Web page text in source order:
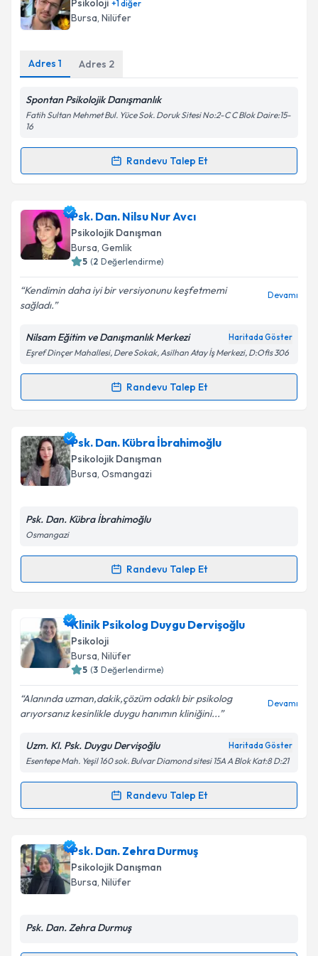
takvim hazırlandığında e-posta ile bilgilendireceğiz.
Kişisel verilerimin işlenmesine ilişkinAydınlatma
Psikoloji +1diğer
Bursa, Nilüfer
Adres 1 Adres 2
Spontan Psikolojik Danışmanlık
Fatih Sultan Mehmet Bul. Yüce Sok. Doruk Sitesi No:2-C C Blok Daire:15-
16
Randevu Talep Et
Randevu Takvimi Talebi
Psk. İlkay Altay için randevu takvimi talebi oluşturun.
Size bu uzmandan randevu almanız için bir takvim
hazırlandığında e-posta ile bilgilendireceğiz.
Kişisel verilerimin işlenmesine ilişkin
Aydınlatma
Metni'ni okudum ve kişisel verilerimin belirtilen
kapsamda işlenmesini kabul ediyorum.
Psk. Dan. Nilsu Nur Avcı
Psikolojik Danışman
Bursa, Gemlik
5 (2 Değerlendirme)
Kendimin daha iyi bir versiyonunu keşfetmemi
sağladı.
Devamı
Nilsam Eğitim ve Danışmanlık Merkezi Haritada Göster
Eşref Dinçer Mahallesi, Dere Sokak, Asilhan Atay İş Merkezi, D:Ofis 306
Randevu Talep Et
Randevu Takvimi Talebi
Psk. Dan. Nilsu Nur Avcıiçin randevu takvimi talebi
oluşturun. Size bu uzmandan randevu almanız için bir
takvim hazırlandığında e-posta ile bilgilendireceğiz.
Kişisel verilerimin işlenmesine ilişkin
Metni'ni okudum ve kişisel verilerimin belirtilen
Takvim Talebini Gönder
Psk. Dan. Kübra İbrahimoğlu
Psikolojik Danışman
Bursa, Osmangazi
Psk. Dan. Kübra İbrahimoğlu
Osmangazi
Randevu Talep Et
Randevu Takvimi Talebi
Psk. Dan. Kübra İbrahimoğlu için randevu takvimi
talebi oluşturun. Size bu uzmandan randevu almanız
için bir takvim hazırlandığında e-posta ile
bilgilendireceğiz.
E-posta Adresiniz
Kişisel verilerimin işlenmesine ilişkinAydınlatma
Metni'ni okudum ve kişisel verilerimin belirtilen
kapsamda işlenmesini kabul ediyorum.
Klinik Psikolog Duygu Dervişoğlu
Psikoloji
Bursa, Nilüfer
5 (3 Değerlendirme)
Alanında uzman,dakik,çözüm odaklı bir psikolog
arıyorsanız kesinlikle duygu hanımın kliniğini...
Devamı
Uzm. Kl. Psk. Duygu Dervişoğlu Haritada Göster
Esentepe Mah. Yeşil 160 sok. Bulvar Diamond sitesi 15A A Blok Kat:8 D:21
Randevu Talep Et
Randevu Takvimi Talebi
Klinik Psikolog Duygu Dervişoğlu
takvimi talebi oluşturun. Size bu uzmandan randevu
almanız için bir takvim hazırlandığında e-posta ile
bilgilendireceğiz.
Psk. Dan. Zehra Durmuş
Psikolojik Danışman
Bursa, Nilüfer
Psk. Dan. Zehra Durmuş